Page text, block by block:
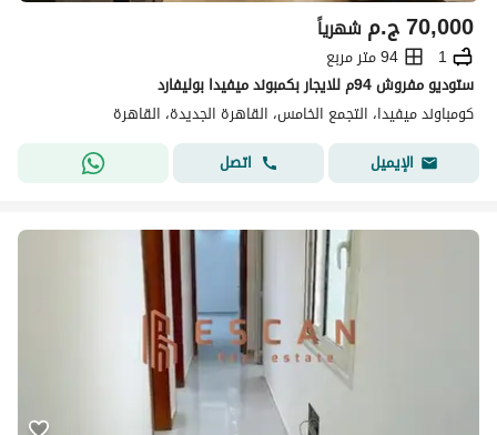
ج.م70,000 شهرياً
1
94 متر مربع
ستوديو مفروش 94م للايجار بكمبوند ميفيدا بوليفارد
كومباوند ميفيدا، التجمع الخامس، القاهرة الجديدة، القاهرة
الإيميل
اتصل